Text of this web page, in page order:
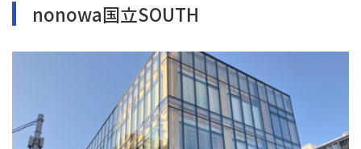
nonowa国立SOUTH